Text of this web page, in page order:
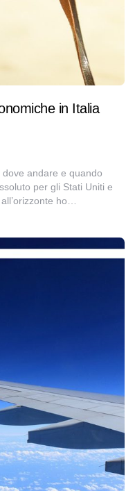
in Italia
andare e quando
per gli Stati Uniti e
ho…